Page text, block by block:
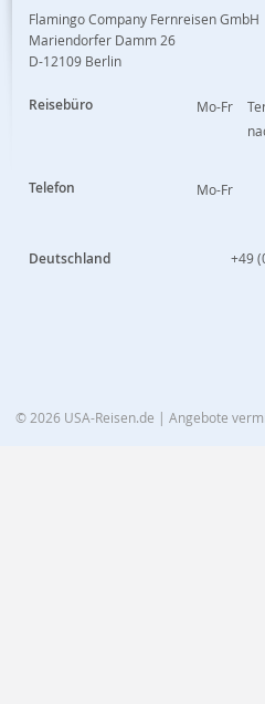
Flamingo Company Fernreisen GmbH
Mariendorfer Damm 26
D-12109 Berlin
Reisebüro Mo-Fr
Telefon Mo-Fr
Deutschland +49
© 2026 USA-Reisen.de | Angebote